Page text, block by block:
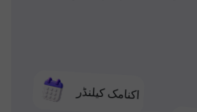
اکنامک کیلنڈر